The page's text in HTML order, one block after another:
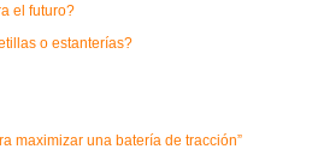
el futuro?
o estanterías?
maximizar una batería de tracción”